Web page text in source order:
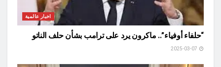
اخبار عالمية
“حلفاء أوفياء”.. ماكرون يرد على ترامب بشأن حلف الناتو